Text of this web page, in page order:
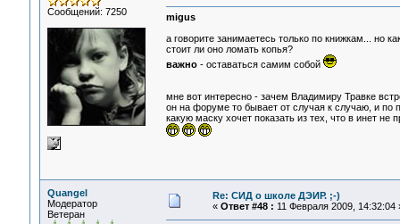
Сообщений: 7250
migus
а говорите занимаетесь только по книжкам... но
стоит ли оно ломать копья?
важно- оставаться самим собой
мне вот интересно - зачем Владимиру Травке
он на форуме то бывает от случая к случаю, и по
какую маску хочет показать из тех, что в инет
Quangel
Модератор
Ветеран
Re: СИД о школе ДЭИР. ;-)
« Ответ #48 : 11 Февраля 2009, 14:32:04